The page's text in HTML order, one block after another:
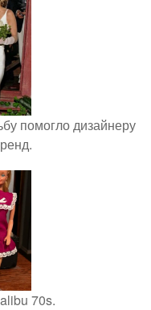
помогло дизайнеру
70s.